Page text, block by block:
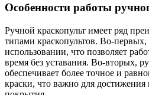
Особенности работы
Ручной краскопульт имеет ряд
типами краскопультов. Во-
использовании, что позволяет
время без уставания. Во-вторых,
обеспечивает более точное и
краски, что важно для достижения